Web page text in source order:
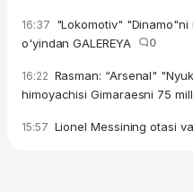
16:37 "Lokomotiv"
o'yindan GALEREYA
0
16:22 Rasman: “Arsenal"
himoyachisi Gimaraesni 75
15:57 Lionel Messining otasi